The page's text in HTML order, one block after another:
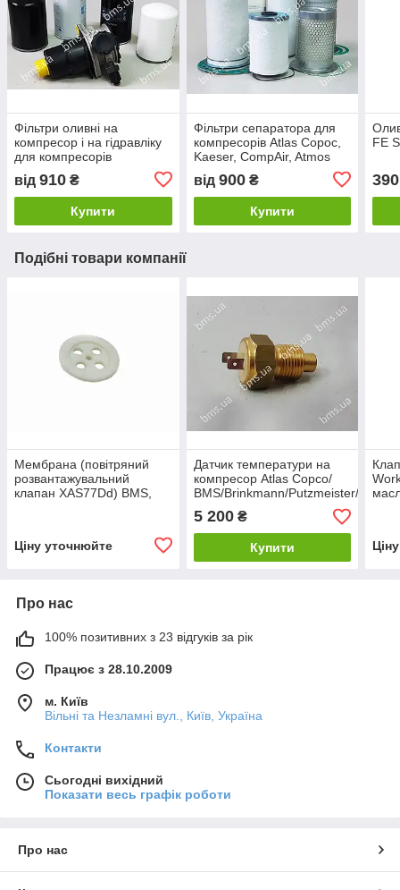
Фільтри оливні на
компресор і на гідравліку
для компресорів
від 910 ₴
Купити
Фільтри сепаратора для
компресорів Atlas Copoc,
Kaeser, CompAir, Atmos
від 900₴
Купити
FE
390
Подібні товари компанії
Мембрана (повітряний
розвантажувальний
клапан XAS77Dd) BMS,
Ціну уточнюйте
Датчик температури на
компресор Atlas Copco/
BMS/Brinkmann/Putzmeister/
5 200₴
Купити
Про нас
100% позитивних з 23 відгуків за рік
Працює з 28.10.2009
м. Київ
Вільні та Незламні вул., Київ, Україна
Контакти
Сьогодні вихідний
Показати весь графік роботи
Про нас